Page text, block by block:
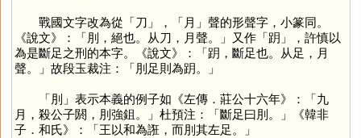
戰國文字改為從「刀 」，「月 」聲的形聲字，小篆同。
《說文》：「刖，絕也。从刀，月聲。」又作「跀 」，許慎以
為是斷足之刑的本字。《說文》：「跀，斷足也。从足，月
聲。」故段玉裁注：「刖足則為跀。」
「刖 」表示本義的例子如《左傳．莊公十六年》：「九
月，殺公子閼，刖強鉏。」杜預注：「斷足曰刖。」《韓非
子．和氏》：「王以和為誑，而刖其左足。」